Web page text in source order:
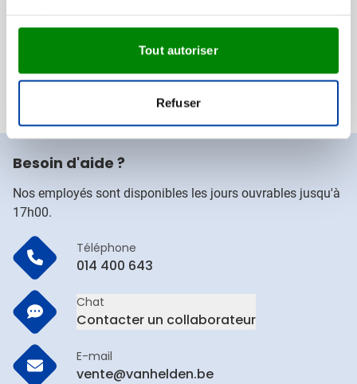
Tout autoriser
Refuser
à partir de 0,35
Visonner
Besoin d'aide ?
Nos employés sont disponibles les jours ouvrables jusqu'à
17h00.
Téléphone
014 400 643
Chat
Contacter un collaborateur
E-mail
vente@vanhelden.be